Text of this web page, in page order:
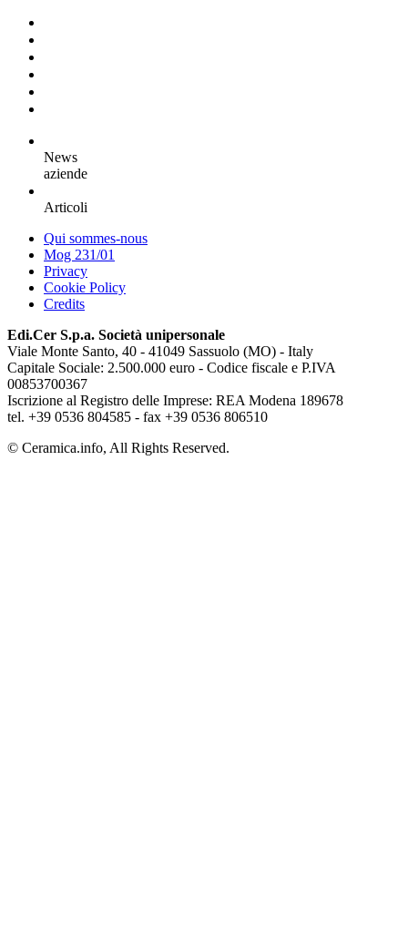
News
aziende
Articoli
Qui sommes-nous
Mog 231/01
Privacy
Cookie Policy
Credits
Edi.Cer S.p.a. Società unipersonale
Viale Monte Santo, 40 - 41049 Sassuolo (MO) - Italy
Capitale Sociale: 2.500.000 euro - Codice fiscale e P.IVA
00853700367
Iscrizione al Registro delle Imprese: REA Modena 189678
tel. +39 0536 804585 - fax +39 0536 806510
© Ceramica.info, All Rights Reserved.